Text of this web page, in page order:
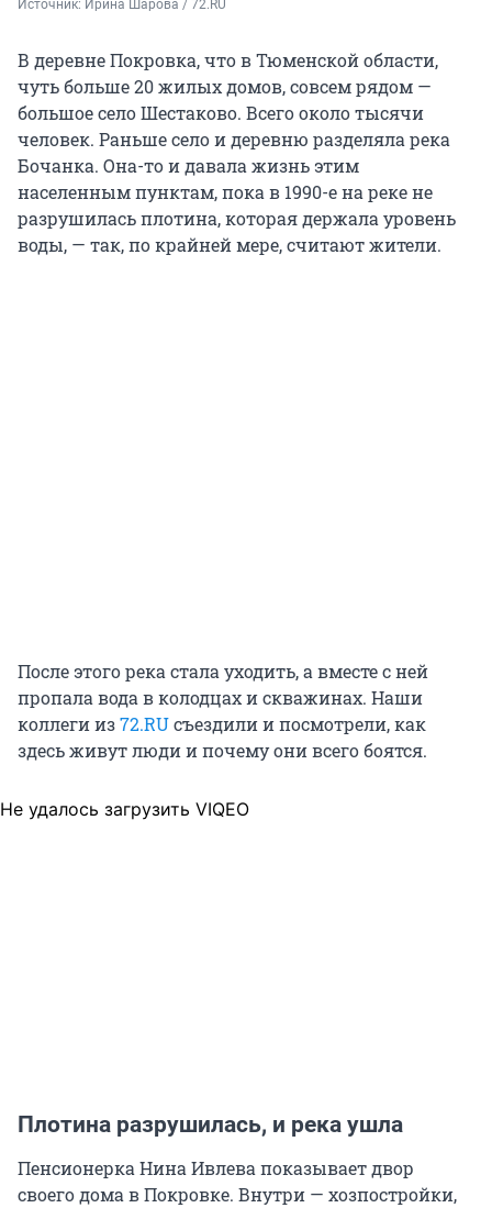
Источник: Ирина Шарова / 72.RU
В деревне Покровка, что в Тюменской области,
чуть больше 20 жилых домов, совсем рядом —
большое село Шестаково. Всего около тысячи
человек. Раньше село и деревню разделяла река
Бочанка. Она-то и давала жизнь этим
населенным пунктам, пока в 1990-е на реке не
разрушилась плотина, которая держала уровень
воды, — так, по крайней мере, считают жители.
После этого река стала уходить, а вместе с ней
пропала вода в колодцах и скважинах. Наши
коллеги из72.RUсъездили и посмотрели, как
здесь живут люди и почему они всего боятся.
Не удалось загрузить VIQEO
Плотина разрушилась, и река ушла
Пенсионерка Нина Ивлева показывает двор
своего дома в Покровке. Внутри — хозпостройки,